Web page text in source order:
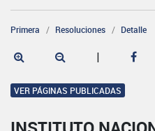
Primera Resoluciones Detalle
|
VER PÁGINAS PUBLICADAS